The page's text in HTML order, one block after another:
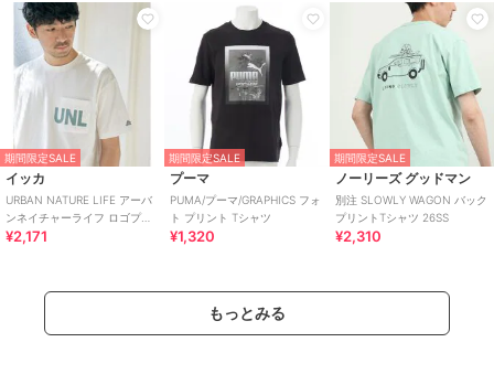
期間限定SALE
イッカ
URBAN NATURE LIFE アーバ
ンネイチャーライフ ロゴプリ
ントポケTシャツ
¥2,171
期間限定SALE
プーマ
PUMA/プーマ/GRAPHICS フォ
ト プリント Tシャツ
¥1,320
期間限定SALE
ノーリーズ グッドマン
別注 SLOWLY WAGON バック
プリントTシャツ 26SS
¥2,310
もっとみる